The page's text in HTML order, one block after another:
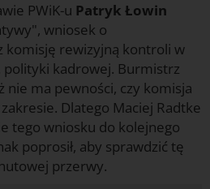
PWiK-u Patryk Łowin
wniosek o
komisję rewizyjną kontroli w
polityki kadrowej. Burmistrz
nie ma pewności, czy komisja
Dlatego Maciej Radtke
tego wniosku do kolejnego
poprosił, aby sprawdzić tę
przerwy.